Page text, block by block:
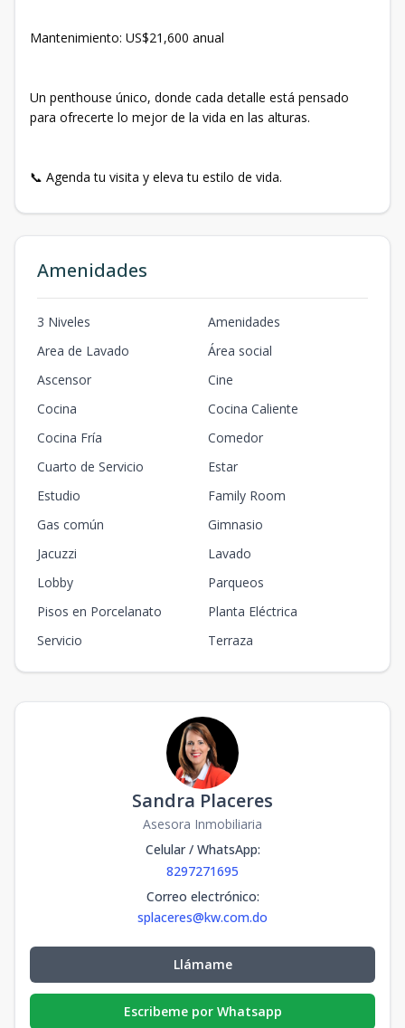
Mantenimiento: US$21,600 anual
Un penthouse único, donde cada detalle está pensado
para ofrecerte lo mejor de la vida en las alturas.
📞 Agenda tu visita y eleva tu estilo de vida.
Amenidades
3 Niveles
Amenidades
Area de Lavado
Área social
Ascensor
Cine
Cocina
Cocina Caliente
Cocina Fría
Comedor
Cuarto de Servicio
Estar
Estudio
Family Room
Gas común
Gimnasio
Jacuzzi
Lavado
Lobby
Parqueos
Pisos en Porcelanato
Planta Eléctrica
Servicio
Terraza
Sandra Placeres
Asesora Inmobiliaria
Celular / WhatsApp:
8297271695
Correo electrónico:
splaceres@kw.com.do
Llámame
Escribeme por Whatsapp